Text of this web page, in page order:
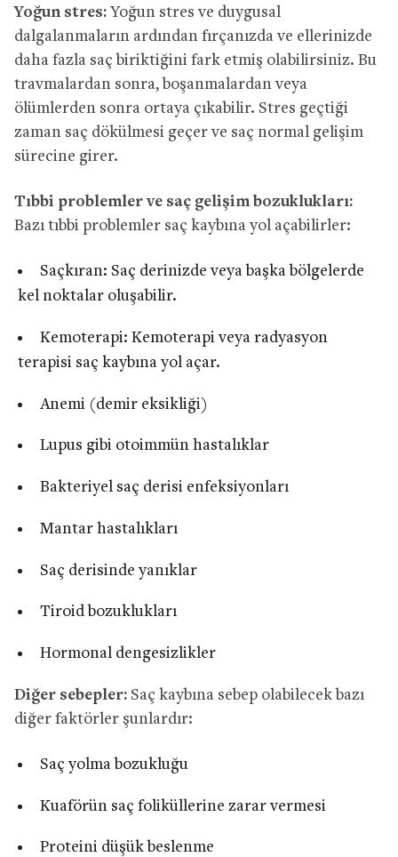
Yoğun stres: Yoğun stres ve duygusal
dalgalanmaların ardından fırçanızda ve ellerinizde
daha fazla saç biriktiğini fark etmiş olabilirsiniz. Bu
travmalardan sonra, boşanmalardan veya
ölümlerden sonra ortaya çıkabilir. Stres geçtiği
zaman saç dökülmesi geçer ve saç normal gelişim
sürecine girer.
Tıbbi problemler ve saç gelişim bozuklukları:
Bazı tıbbi problemler saç kaybına yol açabilirler:
Saçkıran: Saç derinizde veya başka bölgelerde
kel noktalar oluşabilir.
Kemoterapi: Kemoterapi veya radyasyon
terapisi saç kaybına yol açar.
Anemi (demir eksikliği)
Lupus gibi otoimmün hastalıklar
Bakteriyel saç derisi enfeksiyonları
Mantar hastalıkları
Saç derisinde yanıklar
Tiroid bozuklukları
Hormonal dengesizlikler
Diğer sebepler: Saç kaybına sebep olabilecek bazı
diğer faktörler şunlardır:
Saç yolma bozukluğu
Kuaförün saç foliküllerine zarar vermesi
Proteini düşük beslenme